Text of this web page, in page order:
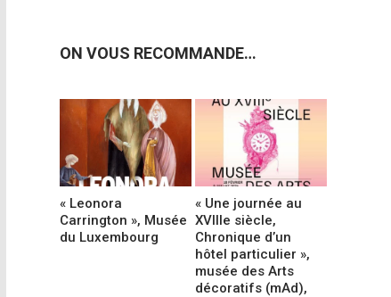
ON VOUS RECOMMANDE…
« Leonora
Carrington », Musée
du Luxembourg
« Une journée au
XVIIIe siècle,
Chronique d’un
hôtel particulier »,
musée des Arts
décoratifs (mAd),